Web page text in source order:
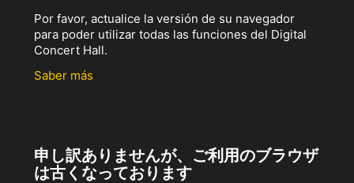
Por favor, actualice la versión de su navegador
para poder utilizar todas las funciones del Digital
Concert Hall.
Saber más
申し訳ありませんが、ご利用のブラウザ
は古くなっております